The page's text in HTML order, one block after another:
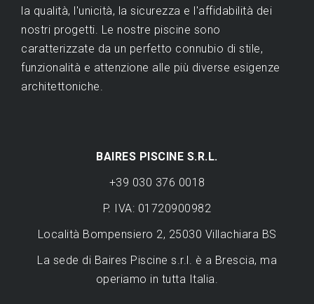
la qualità, l'unicità, la sicurezza e l'affidabilità dei
nostri progetti. Le nostre piscine sono
caratterizzate da un perfetto connubio di stile,
funzionalità e attenzione alle più diverse esigenze
architettoniche.
BAIRES PISCINE S.R.L.
+39 030 376 0018
P. IVA: 01720900982
Località Bompensiero 2, 25030 Villachiara BS
La sede di Baires Piscine s.r.l. è a Brescia, ma
operiamo in tutta Italia.